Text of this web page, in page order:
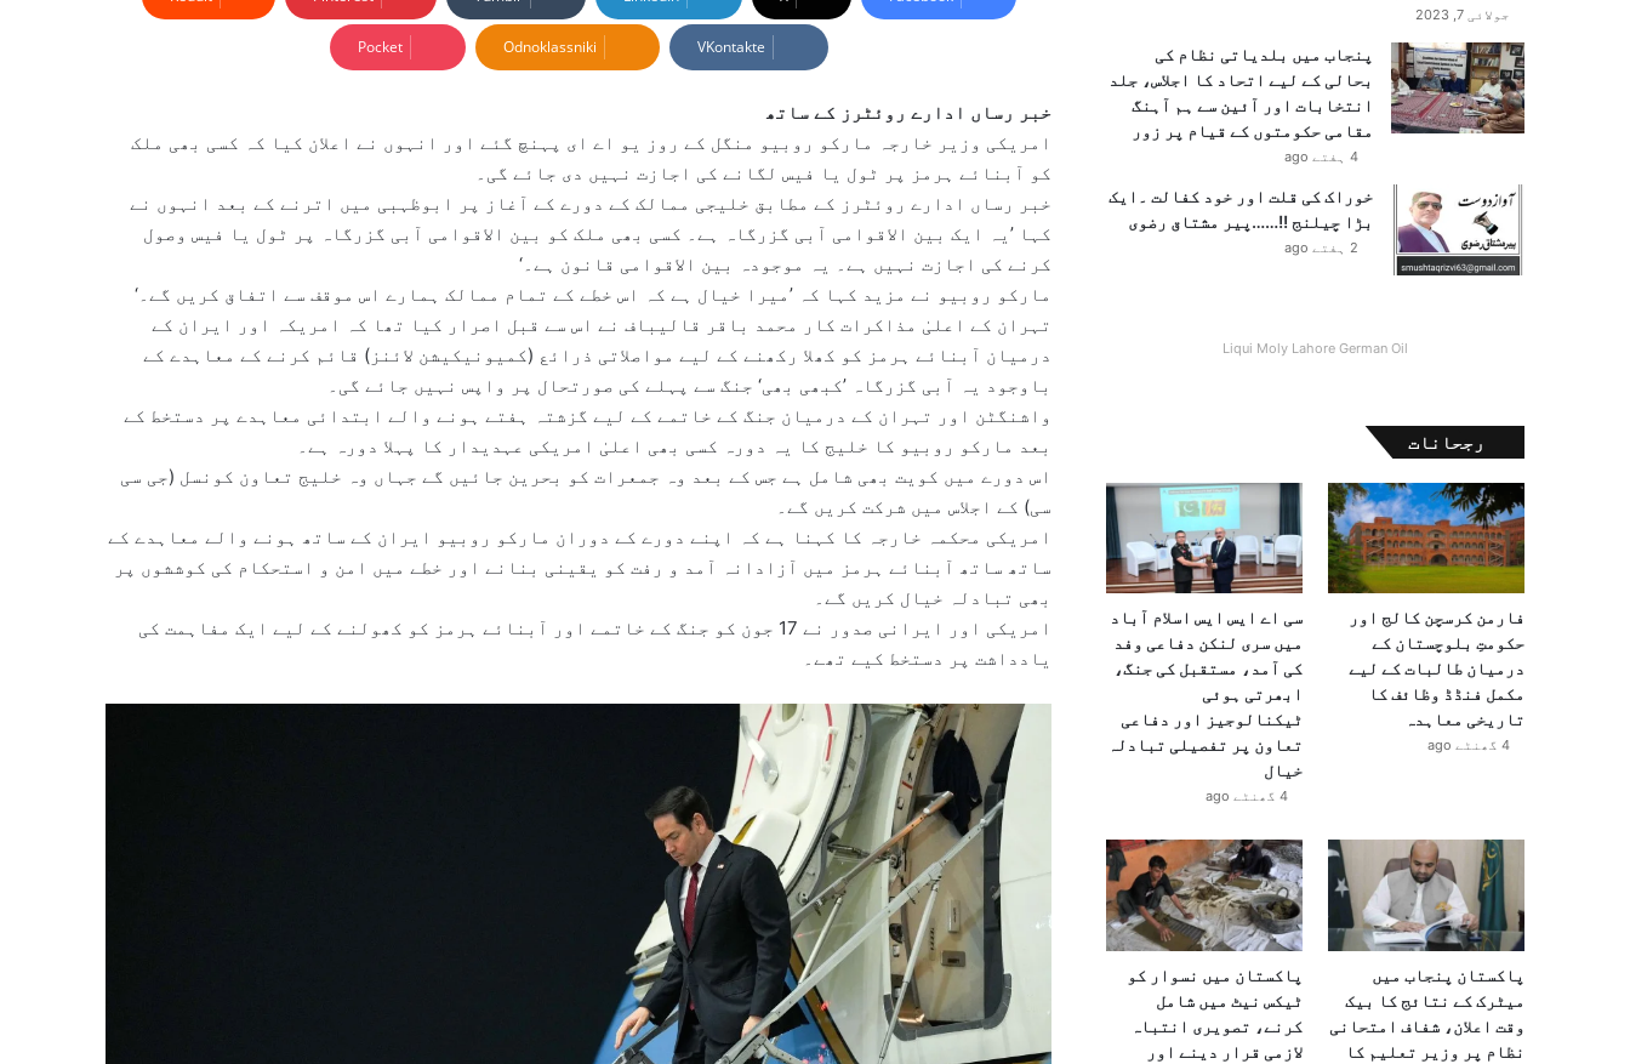
d
n
VKontakte
Odnoklassniki
Pocket
خبر رساں ادارے روئٹرز کے ساتھ
امریکی وزیر خارجہ مارکو روبیو منگل کے روز یو اے ای پہنچ گئے اور انہوں نے اعلان کیا کہ کسی بھی ملک
کو آبنائے ہرمز پر ٹول یا فیس لگانے کی اجازت نہیں دی جائے گی۔
خبر رساں ادارے روئٹرز کے مطابق خلیجی ممالک کے دورے کے آغاز پر ابوظہبی میں اترنے کے بعد انہوں نے
کہا ’یہ ایک بین الاقوامی آبی گزرگاہ ہے۔ کسی بھی ملک کو بین الاقوامی آبی گزرگاہ پر ٹول یا فیس وصول
کرنے کی اجازت نہیں ہے۔ یہ موجودہ بین الاقوامی قانون ہے۔‘
مارکو روبیو نے مزید کہا کہ ’میرا خیال ہے کہ اس خطے کے تمام ممالک ہمارے اس موقف سے اتفاق کریں گے۔‘
تہران کے اعلیٰ مذاکرات کار محمد باقر قالیباف نے اس سے قبل اصرار کیا تھا کہ امریکہ اور ایران کے
درمیان آبنائے ہرمز کو کھلا رکھنے کے لیے مواصلاتی ذرائع (کمیونیکیشن لائنز) قائم کرنے کے معاہدے کے
باوجود یہ آبی گزرگاہ ’کبھی بھی‘ جنگ سے پہلے کی صورتحال پر واپس نہیں جائے گی۔
واشنگٹن اور تہران کے درمیان جنگ کے خاتمے کے لیے گزشتہ ہفتے ہونے والے ابتدائی معاہدے پر دستخط کے
بعد مارکو روبیو کا خلیج کا یہ دورہ کسی بھی اعلیٰ امریکی عہدیدار کا پہلا دورہ ہے۔
اس دورے میں کویت بھی شامل ہے جس کے بعد وہ جمعرات کو بحرین جائیں گے جہاں وہ خلیج تعاون کونسل (جی سی
سی) کے اجلاس میں شرکت کریں گے۔
امریکی محکمہ خارجہ کا کہنا ہے کہ اپنے دورے کے دوران مارکو روبیو ایران کے ساتھ ہونے والے معاہدے کے
ساتھ ساتھ آبنائے ہرمز میں آزادانہ آمد و رفت کو یقینی بنانے اور خطے میں امن و استحکام کی کوششوں پر
بھی تبادلہ خیال کریں گے۔
امریکی اور ایرانی صدور نے 17 جون کو جنگ کے خاتمے اور آبنائے ہرمز کو کھولنے کے لیے ایک مفاہمت کی
یادداشت پر دستخط کیے تھے۔
جولائی 7, 2023
پنجاب میں بلدیاتی نظام کی
بحالی کے لیے اتحاد کا اجلاس، جلد
انتخابات اور آئین سے ہم آہنگ
مقامی حکومتوں کے قیام پر زور
4 ہفتے ago
خوراک کی قلت اور خود کفالت ۔ایک
بڑا چیلنج !!……پیر مشتاق رضوی
2 ہفتے ago
Liqui Moly Lahore German Oil
رجحانات
فارمن کرسچن کالج اور
حکومتِ بلوچستان کے
درمیان طالبات کے لیے
مکمل فنڈڈ وظائف کا
تاریخی معاہدہ
4 گھنٹے ago
سی اے ایس ایس اسلام آباد
میں سری لنکن دفاعی وفد
کی آمد، مستقبل کی جنگ،
ابھرتی ہوئی
ٹیکنالوجیز اور دفاعی
تعاون پر تفصیلی تبادلہ
خیال
4 گھنٹے ago
پاکستان پنجاب میں
میٹرک کے نتائج کا بیک
وقت اعلان، شفاف امتحانی
نظام پر وزیر تعلیم کا
پاکستان میں نسوار کو
ٹیکس نیٹ میں شامل
کرنے، تصویری انتباہ
لازمی قرار دینے اور